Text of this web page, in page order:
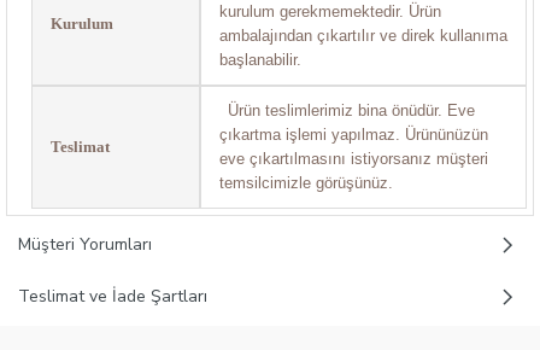
Kurulum
kurulum gerekmemektedir. Ürün
ambalajından çıkartılır ve direk kullanıma
başlanabilir.
Teslimat
Ürün teslimlerimiz bina önüdür. Eve
çıkartma işlemi yapılmaz. Ürününüzün
eve çıkartılmasını istiyorsanız müşteri
temsilcimizle görüşünüz.
Müşteri Yorumları
Teslimat ve İade Şartları